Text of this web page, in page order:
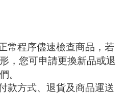
常程序儘速檢查商品，若
，您可申請更換新品或退
。
款方式、退貨及商品運送